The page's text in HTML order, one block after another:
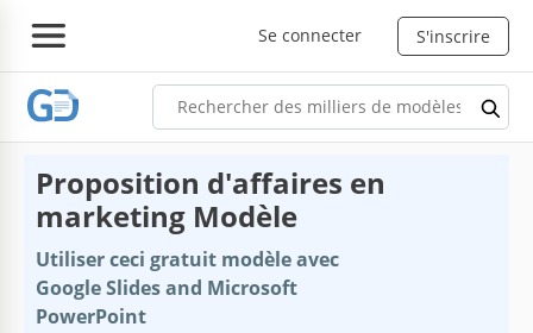
Se connecter S'inscrire
Proposition d'affaires en
marketing Modèle
Utiliser ceci gratuit modèle avec
Google Slides and Microsoft
PowerPoint